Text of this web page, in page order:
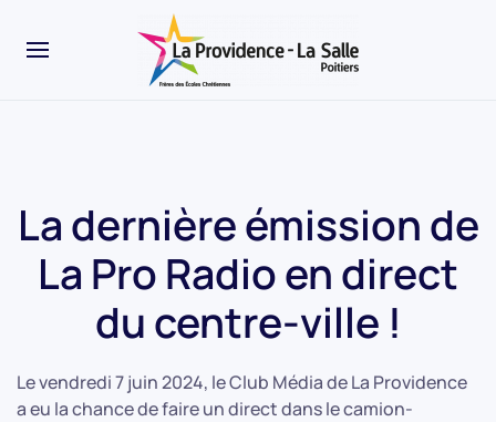
La dernière émission de
La Pro Radio en direct
du centre-ville !
Le vendredi 7 juin 2024, le Club Média de La Providence
a eu la chance de faire un direct dans le camion-